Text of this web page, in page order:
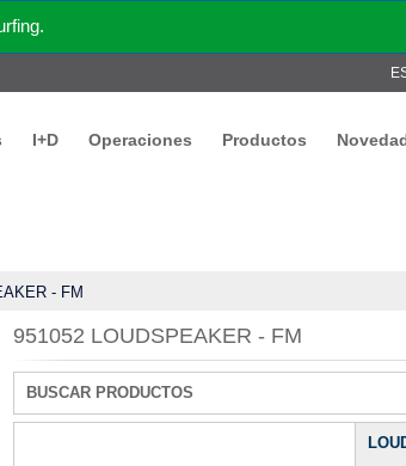
I+D Operaciones Productos
- FM
951052 LOUDSPEAKER - FM
BUSCAR PRODUCTOS